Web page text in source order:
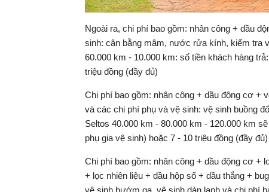
Ngoài ra, chi phí bao gồm: nhân công + dầu
sinh: cân bằng mâm, nước rửa kính, kiểm tra
60.000 km - 10.000 km: số tiền khách hàng
triệu đồng (đầy đủ)
Chi phí bao gồm: nhân công + dầu động cơ +
và các chi phí phụ và vệ sinh: vệ sinh buồng
Seltos 40.000 km - 80.000 km - 120.000 km
phụ gia vệ sinh) hoặc 7 - 10 triệu đồng (đầy đủ)
Chi phí bao gồm: nhân công + dầu động cơ +
+ lọc nhiên liệu + dầu hộp số + dầu thắng +
vệ sinh bướm ga, vệ sinh dàn lạnh và chi phí